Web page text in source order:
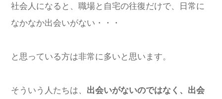
社会人になると、職場と自宅の往復だけで、日常に
なかなか出会いがない・・・
と思っている方は非常に多いと思います。
そういう人たちは、 出会いがないのではなく、出会